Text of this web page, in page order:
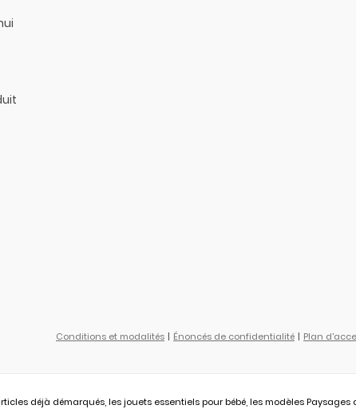
Conditions et modalités
Énoncés de confidentialité Plan
articles déjà démarqués, les jouets essentiels pour bébé, les modèles